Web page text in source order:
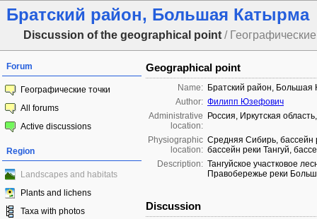
Братский район, Большая Катырма
Discussion of the geographical point /
Forum
Географические точки
All forums
Active discussions
Region
Landscapes and habitats
Plants and lichens
Taxa with photos
Geographical point
Name: Братский район, Большая
Author: Филипп Юзефович
Administrative
location:
Россия, Иркутская
Physiographic
location:
Средняя Сибирь, бассейн
бассейн реки Тангуй,
Description: Тангуйское участковое
Правобережье реки
Discussion